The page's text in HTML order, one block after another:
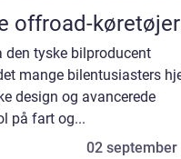
offroad-køretøjer
den tyske bilproducent
mange bilentusiasters
design og avancerede
på fart og...
02 september